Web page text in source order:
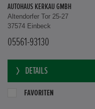
AUTOHAUS KERKAU GMBH
Altendorfer Tor 25-27
37574 Einbeck
05561-93130
DETAILS
FAVORITEN